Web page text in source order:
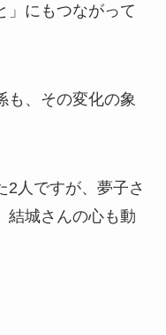
」にもつながって
も、その変化の象
2人ですが、夢子さ
結城さんの心も動